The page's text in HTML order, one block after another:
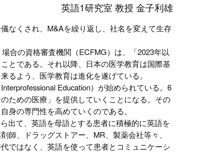
英語1研究室 教授 金子利雄
なくされ、M&Aを繰り返し、社名を変えて生存
合の資格審査機関（ECFMG）は、「2023年以
とである。それ以降、日本の医学教育は国際基
よう、医学教育は進化を遂げている。
Education）が始められている。6
ための医療」を提供していくことになる。その
身の専門性を高めていくのである。
出て、英語を母語とする患者に積極的に英語を
、ドラッグストアー、MR、製薬会社等々、
ではなく、英語を使って患者とコミュニケーシ